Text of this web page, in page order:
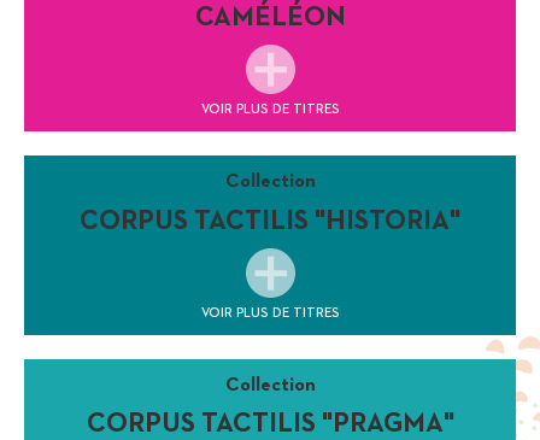
CAMÉLÉON
VOIR PLUS DE TITRES
Collection
CORPUS TACTILIS "HISTORIA"
VOIR PLUS DE TITRES
Collection
CORPUS TACTILIS "PRAGMA"